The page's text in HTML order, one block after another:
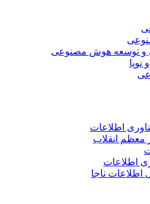
و توسعه هوش مصنوعی
اطلاعات
معظم انقلاب
اطلاعات
اطلاعات ناجا